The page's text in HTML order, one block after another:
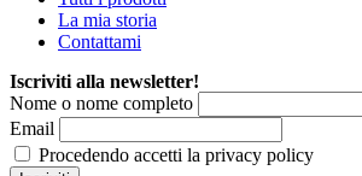
La mia storia
Contattami
Iscriviti alla newsletter!
Nome o nome completo
Email
Procedendo accetti la privacy policy